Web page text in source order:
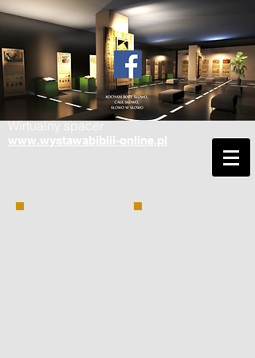
Wirtualny spacer
www.wystawabiblii-online.pl